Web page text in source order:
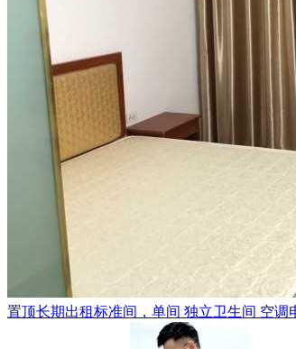
置顶长期出租标准间，单间 独立卫生间 空